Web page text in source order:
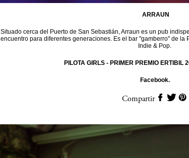
ARRAUN
Situado cerca del Puerto de San Sebastián, Arraun es un pub
encuentro para diferentes generaciones. Es el bar "gamberro" de la
Indie & Pop.
PILOTA GIRLS - PRIMER PREMIO ERTIBIL
Facebook.
Compartir